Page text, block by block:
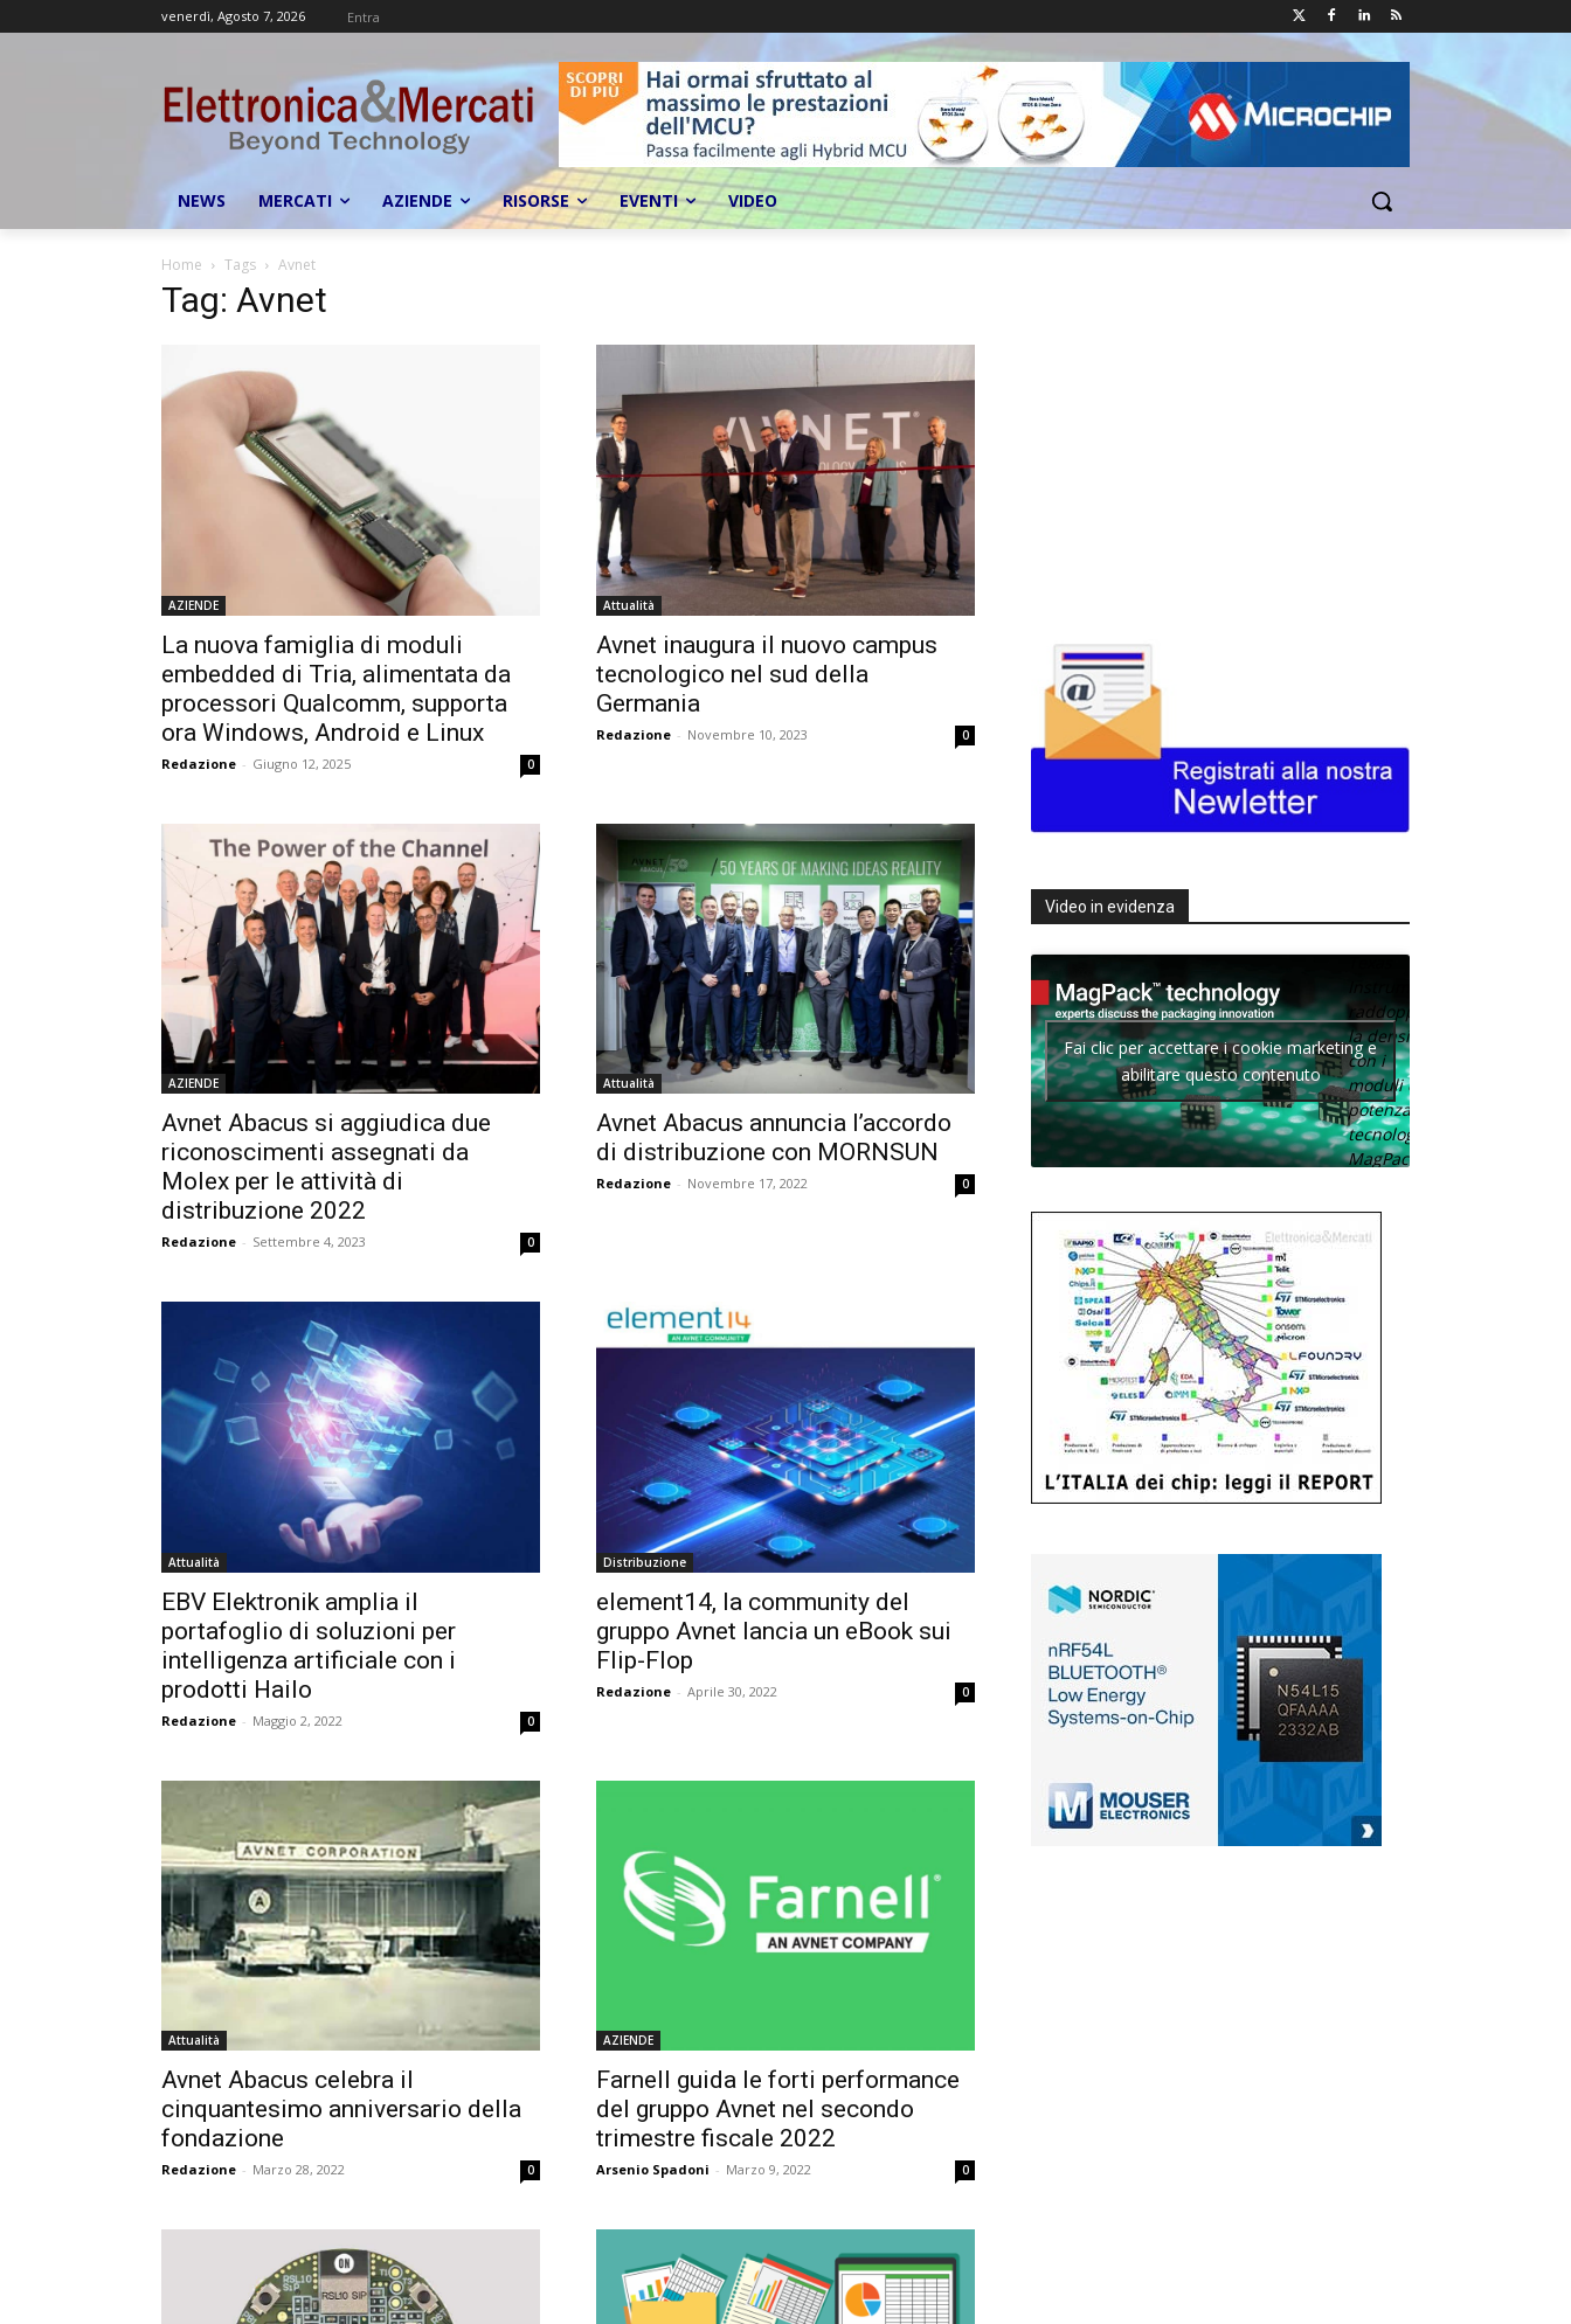
venerdì, Agosto 7, 2026 Entra
NEWS MERCATI AZIENDE RISORSE EVENTI VIDEO
Home Tags Avnet
Tag: Avnet
AZIENDE
La nuova famiglia di moduli
embedded di Tria, alimentata da
processori Qualcomm, supporta
ora Windows, Android e Linux
Redazione - Giugno 12, 2025 0
Attualità
Avnet inaugura il nuovo campus
tecnologico nel sud della
Germania
Redazione - Novembre 10, 2023 0
AZIENDE
Avnet Abacus si aggiudica due
riconoscimenti assegnati da
Molex per le attività di
distribuzione 2022
Redazione - Settembre 4, 2023 0
Attualità
Avnet Abacus annuncia l’accordo
di distribuzione con MORNSUN
Redazione - Novembre 17, 2022 0
Attualità
EBV Elektronik amplia il
portafoglio di soluzioni per
intelligenza artificiale con i
prodotti Hailo
Redazione - Maggio 2, 2022 0
Distribuzione
element14, la community del
gruppo Avnet lancia un eBook sui
Flip-Flop
Redazione - Aprile 30, 2022 0
Attualità
Avnet Abacus celebra il
cinquantesimo anniversario della
fondazione
Redazione - Marzo 28, 2022 0
AZIENDE
Farnell guida le forti performance
del gruppo Avnet nel secondo
trimestre fiscale 2022
Arsenio Spadoni - Marzo 9, 2022 0
Video in evidenza
Texas
raddoppia
la densità
con i
moduli di
potenza con
tecnologia
MagPack.
Fai clic per accettare i cookie marketing e
abilitare questo contenuto